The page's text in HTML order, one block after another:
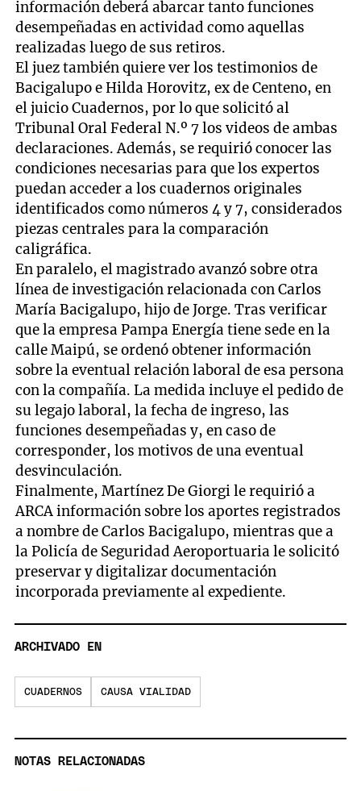
información deberá abarcar tanto funciones
desempeñadas en actividad como aquellas
realizadas luego de sus retiros.
El juez también quiere ver los testimonios de
Bacigalupo e Hilda Horovitz, ex de Centeno, en
el juicio Cuadernos, por lo que solicitó al
Tribunal Oral Federal N.º 7 los videos de ambas
declaraciones. Además, se requirió conocer las
condiciones necesarias para que los expertos
puedan acceder a los cuadernos originales
identificados como números 4 y 7, considerados
piezas centrales para la comparación
caligráfica.
En paralelo, el magistrado avanzó sobre otra
línea de investigación relacionada con Carlos
María Bacigalupo, hijo de Jorge. Tras verificar
que la empresa Pampa Energía tiene sede en la
calle Maipú, se ordenó obtener información
sobre la eventual relación laboral de esa persona
con la compañía. La medida incluye el pedido de
su legajo laboral, la fecha de ingreso, las
funciones desempeñadas y, en caso de
corresponder, los motivos de una eventual
desvinculación.
Finalmente, Martínez De Giorgi le requirió a
ARCA información sobre los aportes registrados
a nombre de Carlos Bacigalupo, mientras que a
la Policía de Seguridad Aeroportuaria le solicitó
preservar y digitalizar documentación
incorporada previamente al expediente.
ARCHIVADO EN
CUADERNOS CAUSA VIALIDAD
NOTAS RELACIONADAS